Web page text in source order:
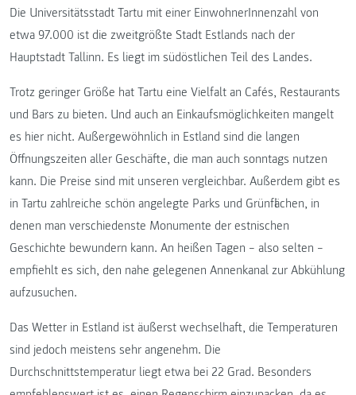
Die Universitätsstadt Tartu mit einer EinwohnerInnenzahl von
etwa 97.000 ist die zweitgrößte Stadt Estlands nach der
Hauptstadt Tallinn. Es liegt im südöstlichen Teil des Landes.
Trotz geringer Größe hat Tartu eine Vielfalt an Cafés, Restaurants
und Bars zu bieten. Und auch an Einkaufsmöglichkeiten mangelt
es hier nicht. Außergewöhnlich in Estland sind die langen
Öffnungszeiten aller Geschäfte, die man auch sonntags nutzen
kann. Die Preise sind mit unseren vergleichbar. Außerdem gibt es
in Tartu zahlreiche schön angelegte Parks und Grünflächen, in
denen man verschiedenste Monumente der estnischen
Geschichte bewundern kann. An heißen Tagen – also selten –
empfiehlt es sich, den nahe gelegenen Annenkanal zur Abkühlung
aufzusuchen.
Das Wetter in Estland ist äußerst wechselhaft, die Temperaturen
sind jedoch meistens sehr angenehm. Die
Durchschnittstemperatur liegt etwa bei 22 Grad. Besonders